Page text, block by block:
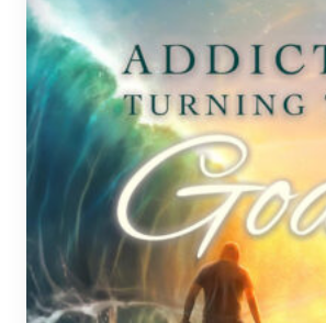
tuotteen
sivulla.